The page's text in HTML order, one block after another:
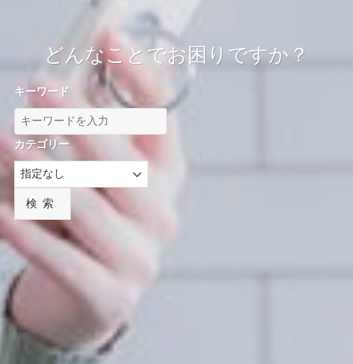
どんなことでお困りですか？
キーワード
カテゴリー
検索